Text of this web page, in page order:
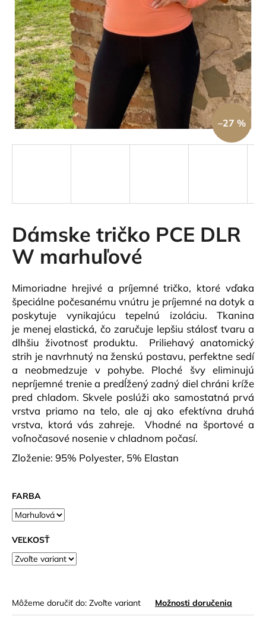
Dámske tričko PCE DLR
W marhuľové
Mimoriadne hrejivé a príjemné tričko, ktoré vďaka
špeciálne počesanému vnútru je príjemné na dotyk a
poskytuje vynikajúcu tepelnú izoláciu. Tkanina
je menej elastická, čo zaručuje lepšiu stálosť tvaru a
dlhšiu životnosť produktu. Priliehavý anatomický
strih je navrhnutý na ženskú postavu, perfektne sedí
a neobmedzuje v pohybe. Ploché švy eliminujú
nepríjemné trenie a predĺžený zadný diel chráni kríže
pred chladom. Skvele poslúži ako samostatná prvá
vrstva priamo na telo, ale aj ako efektívna druhá
vrstva, ktorá vás zahreje.
Vhodné na športové a
voľnočasové nosenie v chladnom počasí.
Zloženie: 95% Polyester, 5% Elastan
FARBA
VEĽKOSŤ
Môžeme doručiť do: Zvoľte variant Možnosti doručenia
–27 %
á
j
s
ť
?
d
o
r
ú
č
a
m
e
DÁMSKE
TRIČKO
AURÉLIA
KRR
ZELENO/BORDOVÉ
€41,90